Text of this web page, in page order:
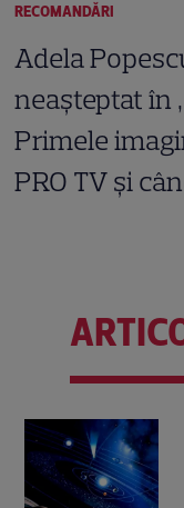
RECOMANDĂRI
Adela
neașteptat în
Primele
PRO TV și